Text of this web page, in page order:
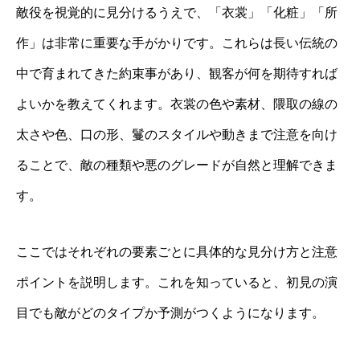
敵役を視覚的に見分けるうえで、「衣裳」「化粧」「所
作」は非常に重要な手がかりです。これらは長い伝統の
中で育まれてきた約束事があり、観客が何を期待すれば
よいかを教えてくれます。衣裳の色や素材、隈取の線の
太さや色、口の形、鬘のスタイルや動きまで注意を向け
ることで、敵の種類や悪のグレードが自然と理解できま
す。
ここではそれぞれの要素ごとに具体的な見分け方と注意
ポイントを説明します。これを知っていると、初見の演
目でも敵がどのタイプか予測がつくようになります。